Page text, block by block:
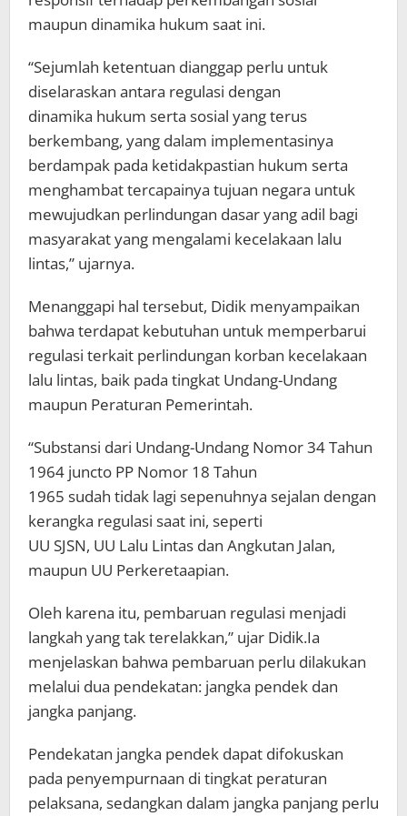
maupun dinamika hukum saat ini.
“Sejumlah ketentuan dianggap perlu untuk
diselaraskan antara regulasi dengan
dinamika hukum serta sosial yang terus
berkembang, yang dalam implementasinya
berdampak pada ketidakpastian hukum serta
menghambat tercapainya tujuan negara untuk
mewujudkan perlindungan dasar yang adil bagi
masyarakat yang mengalami kecelakaan lalu
lintas,” ujarnya.
Menanggapi hal tersebut, Didik menyampaikan
bahwa terdapat kebutuhan untuk memperbarui
regulasi terkait perlindungan korban kecelakaan
lalu lintas, baik pada tingkat Undang-Undang
maupun Peraturan Pemerintah.
“Substansi dari Undang-Undang Nomor 34 Tahun
1964 juncto PP Nomor 18 Tahun
1965 sudah tidak lagi sepenuhnya sejalan dengan
kerangka regulasi saat ini, seperti
UU SJSN, UU Lalu Lintas dan Angkutan Jalan,
maupun UU Perkeretaapian.
Oleh karena itu, pembaruan regulasi menjadi
langkah yang tak terelakkan,” ujar Didik.Ia
menjelaskan bahwa pembaruan perlu dilakukan
melalui dua pendekatan: jangka pendek dan
jangka panjang.
Pendekatan jangka pendek dapat difokuskan
pada penyempurnaan di tingkat peraturan
pelaksana, sedangkan dalam jangka panjang perlu